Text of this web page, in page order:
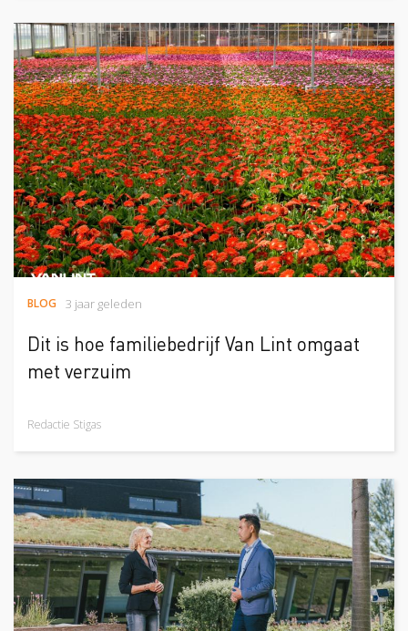
BLOG 3 jaar geleden
Dit is hoe familiebedrijf Van Lint omgaat
met verzuim
Redactie Stigas